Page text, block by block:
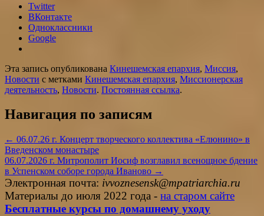
Twitter
ВКонтакте
Одноклассники
Google
Эта запись опубликована Кинешемская епархия, Миссия,
Новости с метками Кинешемская епархия, Миссионерская
деятельность, Новости. Постоянная ссылка.
Навигация по записям
← 06.07.26 г. Концерт творческого коллектива «Елюнино» в
Введенском монастыре
06.07.2026 г. Митрополит Иосиф возглавил всенощное бдение
в Успенском соборе города Иваново →
Электронная почта: ivvoznesensk@mpatriarchia.ru
Материалы до июля 2022 года - на старом сайте
Бесплатные курсы по домашнему уходу